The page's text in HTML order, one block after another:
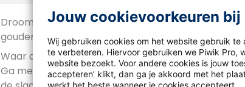
Bekijk
Droomslinger voor een
gouden start
Waar dromen ze van?
Ga met de kinderen aan
Jouw cookievoorkeuren
Wij gebruiken cookies om het website gebruik
te verbeteren. Hiervoor gebruiken we Piwik Pro,
website bezoekt. Voor andere cookies is jouw
accepteren’ klikt, dan ga je akkoord met het
werkt het beste wanneer je cookies accepteert.